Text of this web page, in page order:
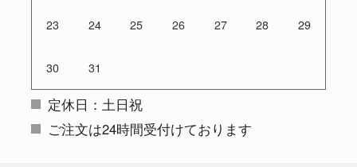
23 24 25 26 27 28 29
30 31
定休日：土日祝
ご注文は24時間受付けております